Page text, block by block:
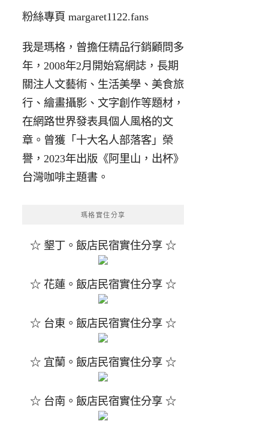
粉絲專頁 margaret1122.fans
我是瑪格，曾擔任精品行銷顧問多
年，2008年2月開始寫網誌，長期
關注人文藝術、生活美學、美食旅
行、繪畫攝影、文字創作等題材，
在網路世界發表具個人風格的文
章。曾獲「十大名人部落客」榮
譽，2023年出版《阿里山，出杯》
台灣咖啡主題書。
瑪格實住分享
☆ 墾丁。飯店民宿實住分享 ☆
☆ 花蓮。飯店民宿實住分享 ☆
☆ 台東。飯店民宿實住分享 ☆
☆ 宜蘭。飯店民宿實住分享 ☆
☆ 台南。飯店民宿實住分享 ☆